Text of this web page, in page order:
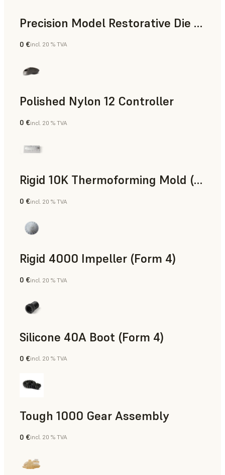
Precision Model Restorative Die Model
Dentaire
0 €incl. 20 % TVA
Polished Nylon 12 Controller
Poudre SLS
0 €incl. 20 % TVA
Rigid 10K Thermoforming Mold (Form 4)
Ingénierie
0 €incl. 20 % TVA
Rigid 4000 Impeller (Form 4)
Ingénierie
0 €incl. 20 % TVA
Silicone 40A Boot (Form 4)
Ingénierie
0 €incl. 20 % TVA
Tough 1000 Gear Assembly
Ingénierie
0 €incl. 20 % TVA